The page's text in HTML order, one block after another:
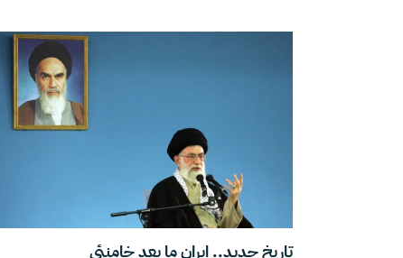
تاريخ جديد.. إيران ما بعد خامنئي